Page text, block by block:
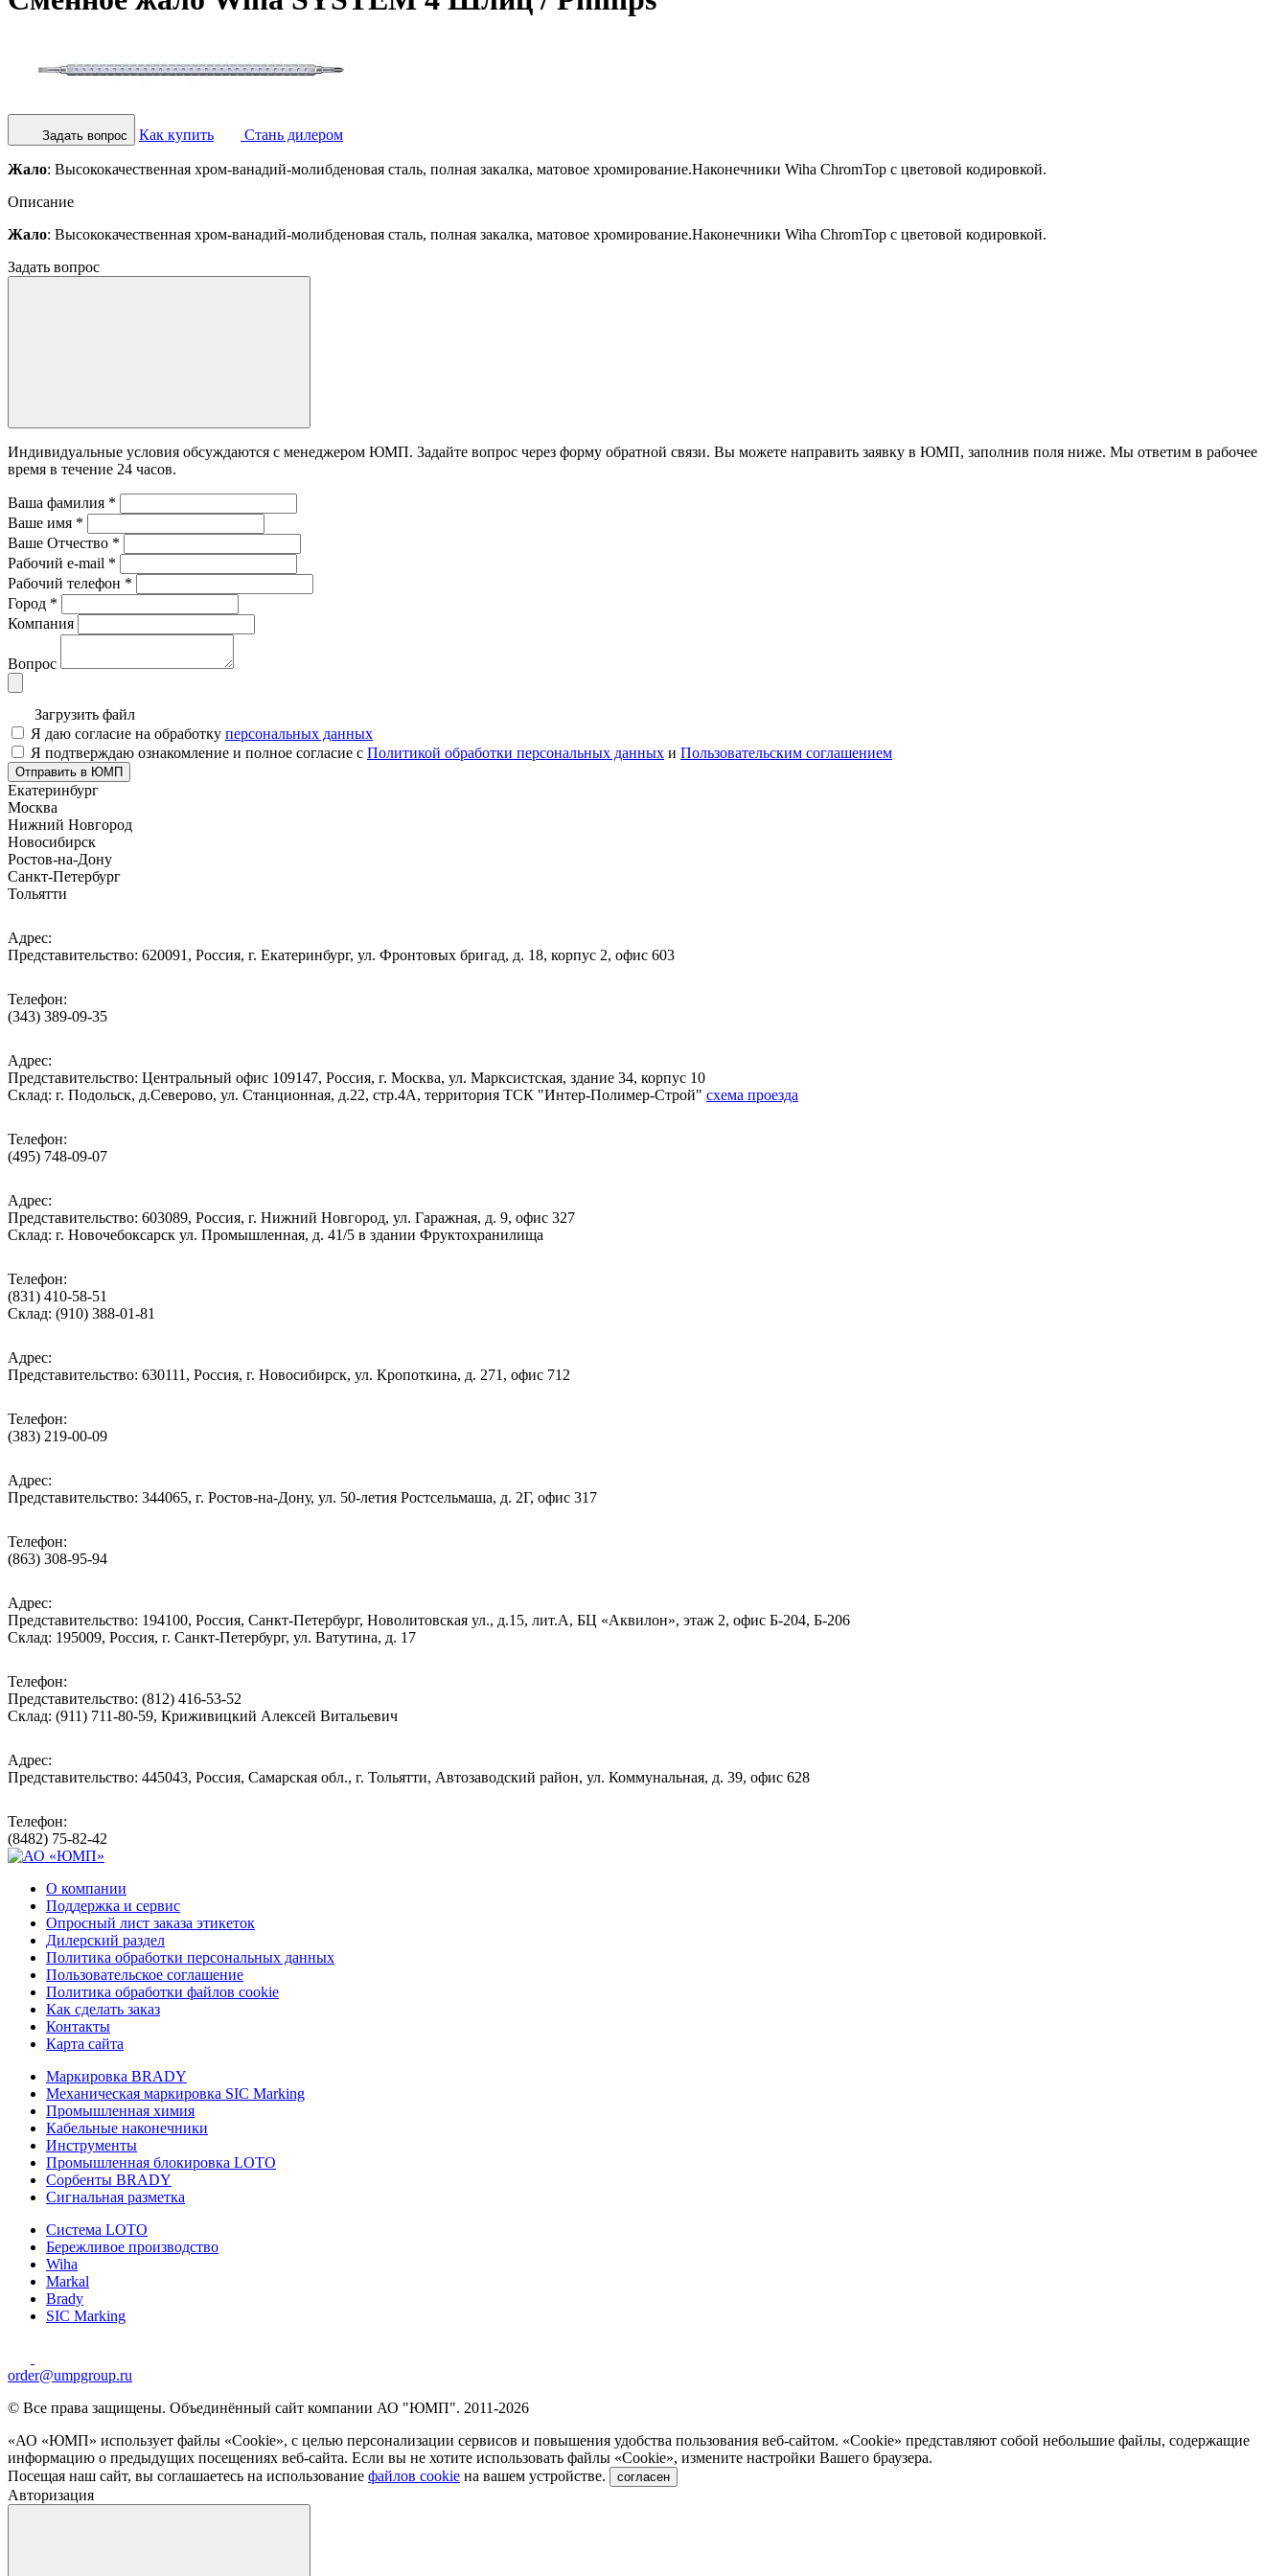
Задать вопрос Как купить Стань дилером
Жало: Высококачественная хром-ванадий-молибденовая сталь, полная закалка, матовое хромирование.Наконечники Wiha ChromTop с цветовой кодировкой.
Описание
Жало: Высококачественная хром-ванадий-молибденовая сталь, полная закалка, матовое хромирование.Наконечники Wiha ChromTop с цветовой кодировкой.
Задать вопрос
Индивидуальные условия обсуждаются с менеджером ЮМП. Задайте вопрос через форму обратной связи. Вы можете направить заявку в ЮМП, заполнив поля ниже. Mы ответим в рабочее
время в течение 24 часов.
Ваша фамилия *
Ваше имя *
Ваше Отчество *
Рабочий e-mail *
Рабочий телефон *
Город *
Компания
Вопрос
Загрузить файл
Я даю согласие на обработку персональных данных
Я подтверждаю ознакомление и полное согласие с Политикой обработки персональных данных и Пользовательским соглашением
Отправить в ЮМП
Екатеринбург
Москва
Нижний Новгород
Новосибирск
Ростов-на-Дону
Санкт-Петербург
Тольятти
Адрес:
Представительство: 620091, Россия, г. Екатеринбург, ул. Фронтовых бригад, д. 18, корпус 2, офис 603
Телефон:
(343) 389-09-35
Адрес:
Представительство: Центральный офис 109147, Россия, г. Москва, ул. Марксистская, здание 34, корпус 10
Cклад: г. Подольск, д.Северово, ул. Станционная, д.22, стр.4А, территория ТСК "Интер-Полимер-Строй" схема проезда
Телефон:
(495) 748-09-07
Адрес:
Представительство: 603089, Россия, г. Нижний Новгород, ул. Гаражная, д. 9, офис 327
Склад: г. Новочебоксарск ул. Промышленная, д. 41/5 в здании Фруктохранилища
Телефон:
(831) 410-58-51
Склад: (910) 388-01-81
Адрес:
Представительство: 630111, Россия, г. Новосибирск, ул. Кропоткина, д. 271, офис 712
Телефон:
(383) 219-00-09
Адрес:
Представительство: 344065, г. Ростов-на-Дону, ул. 50-летия Ростсельмаша, д. 2Г, офис 317
Телефон:
(863) 308-95-94
Адрес:
Представительство: 194100, Россия, Санкт-Петербург, Новолитовская ул., д.15, лит.А, БЦ «Аквилон», этаж 2, офис Б-204, Б-206
Склад: 195009, Россия, г. Санкт-Петербург, ул. Ватутина, д. 17
Телефон:
Представительство: (812) 416-53-52
Склад: (911) 711-80-59, Криживицкий Алексей Витальевич
Адрес:
Представительство: 445043, Россия, Самарская обл., г. Тольятти, Автозаводский район, ул. Коммунальная, д. 39, офис 628
Телефон:
(8482) 75-82-42
О компании
Поддержка и сервис
Опросный лист заказа этикеток
Дилерский раздел
Политика обработки персональных данных
Пользовательское соглашение
Политика обработки файлов cookie
Как сделать заказ
Контакты
Карта сайта
Маркировка BRADY
Механическая маркировка SIC Marking
Промышленная химия
Кабельные наконечники
Инструменты
Промышленная блокировка LOTO
Сорбенты BRADY
Сигнальная разметка
Система LOTO
Бережливое производство
Wiha
Markal
Brady
SIC Marking
order@umpgroup.ru
© Все права защищены. Объединённый сайт компании АО "ЮМП". 2011-2026
«АО «ЮМП» использует файлы «Сookie», с целью персонализации сервисов и повышения удобства пользования веб-сайтом. «Cookie» представляют собой небольшие файлы, содержащие
информацию о предыдущих посещениях веб-сайта. Если вы не хотите использовать файлы «Сookie», измените настройки Вашего браузера.
Посещая наш сайт, вы соглашаетесь на использование файлов cookie на вашем устройстве. согласен
Авторизация